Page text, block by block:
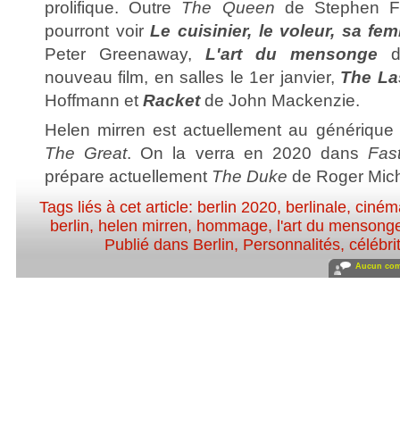
prolifique. Outre The Queen de Stephen
pourront voirLe cuisinier, le voleur, sa
Peter Greenaway, L'art du mensonge
nouveau film, en salles le 1er janvier, The
Hoffmann et Racketde John Mackenzie.
Helen mirren est actuellement au
The Great. On la verra en 2020 dans
prépare actuellement The Duke de Roger
Tags liés à cet article: berlin 2020, berlinale,
berlin, helen mirren, hommage, l'art du
Publié dans Berlin, Personnalités,
Aucun